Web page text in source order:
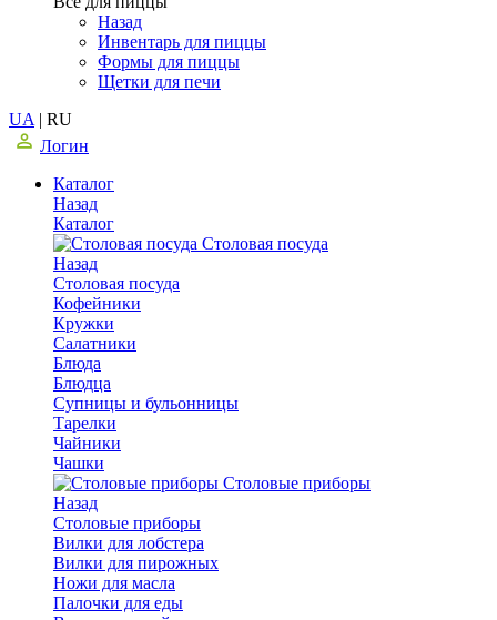
Назад
Инвентарь для пиццы
Формы для пиццы
Щетки для печи
UA | RU
Логин
Каталог
Назад
Каталог
Столовая посуда
Назад
Столовая посуда
Кофейники
Кружки
Салатники
Блюда
Блюдца
Супницы и бульонницы
Тарелки
Чайники
Чашки
Cтоловые приборы
Назад
Cтоловые приборы
Вилки для лобстера
Вилки для пирожных
Ножи для масла
Палочки для еды